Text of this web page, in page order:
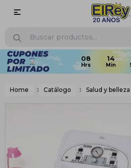

08 14
Home Catálogo Salud y belleza